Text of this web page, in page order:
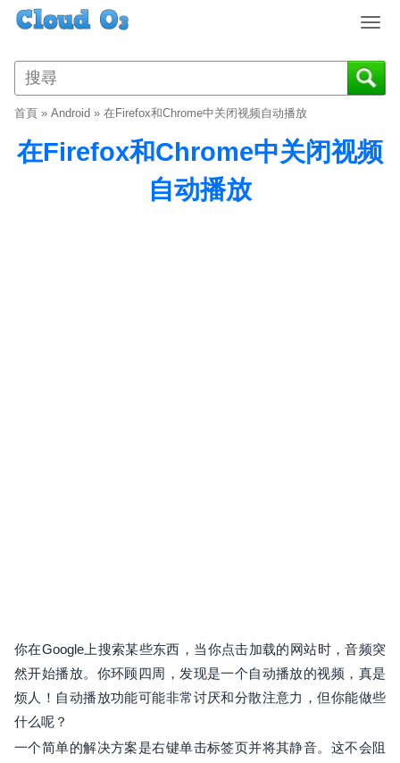
T
g
g
n
a
首頁 » Android » 在Firefox和Chrome中关闭视频自动播放
在Firefox和Chrome中关闭视频
自动播放
你在Google上搜索某些东西，当你点击加载的网站时，音频突
然开始播放。你环顾四周，发现是一个自动播放的视频，真是
烦人！自动播放功能可能非常讨厌和分散注意力，但你能做些
什么呢？
一个简单的解决方案是右键单击标签页并将其静音。这不会阻